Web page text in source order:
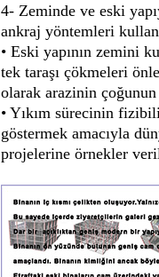
4- Zeminde ve eski
ankraj yöntemleri
• Eski yapının zemini
tek taraşı çökmeleri
olarak arazinin
• Yıkım sürecinin
göstermek amacıyla
projelerine örnekler